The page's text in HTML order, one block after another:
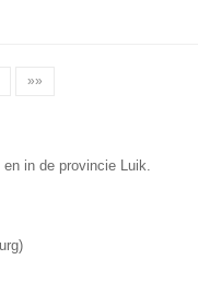
»»
in de provincie Luik.
)